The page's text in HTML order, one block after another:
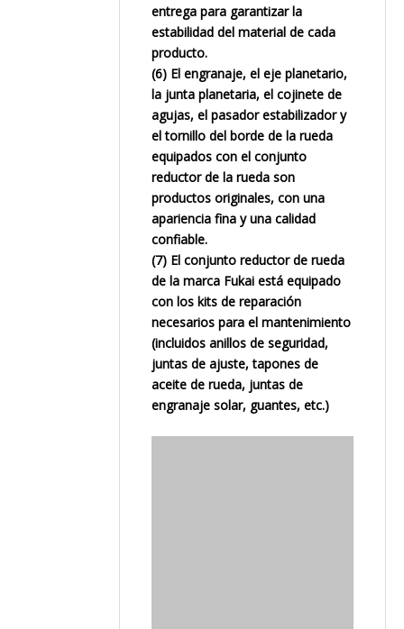
entrega para garantizar la
estabilidad del material de cada
producto.
(6) El engranaje, el eje planetario,
la junta planetaria, el cojinete de
agujas, el pasador estabilizador y
el tornillo del borde de la rueda
equipados con el conjunto
reductor de la rueda son
productos originales, con una
apariencia fina y una calidad
confiable.
(7) El conjunto reductor de rueda
de la marca Fukai está equipado
con los kits de reparación
necesarios para el mantenimiento
(incluidos anillos de seguridad,
juntas de ajuste, tapones de
aceite de rueda, juntas de
engranaje solar, guantes, etc.)